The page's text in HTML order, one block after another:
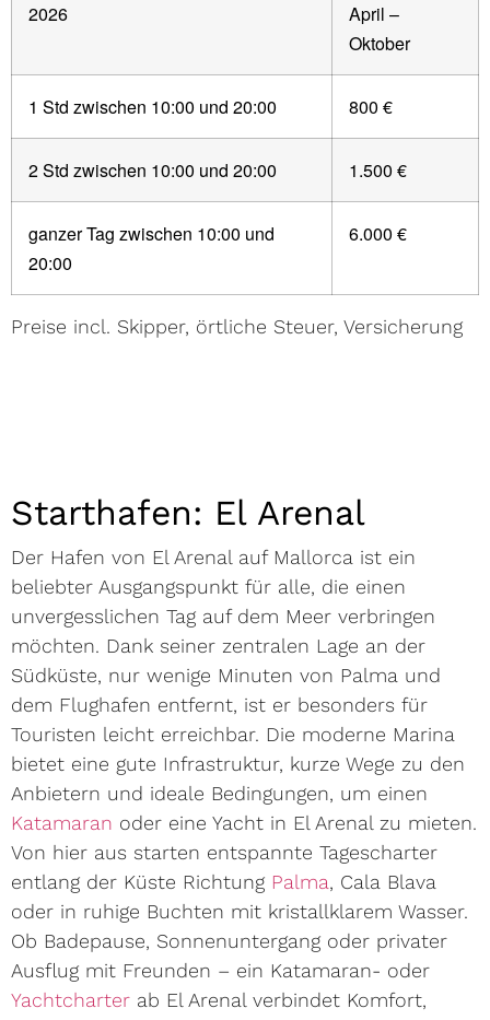
2026
April –
Oktober
1 Std zwischen 10:00 und 20:00 800 €
2 Std zwischen 10:00 und 20:00 1.500 €
ganzer Tag zwischen 10:00 und
20:00
6.000 €
Preise incl. Skipper, örtliche Steuer, Versicherung
Starthafen: El Arenal
Der Hafen von El Arenal auf Mallorca ist ein
beliebter Ausgangspunkt für alle, die einen
unvergesslichen Tag auf dem Meer verbringen
möchten. Dank seiner zentralen Lage an der
Südküste, nur wenige Minuten von Palma und
dem Flughafen entfernt, ist er besonders für
Touristen leicht erreichbar. Die moderne Marina
bietet eine gute Infrastruktur, kurze Wege zu den
Anbietern und ideale Bedingungen, um einen
Katamaran oder eine Yacht in El Arenal zu mieten.
Von hier aus starten entspannte Tagescharter
entlang der Küste Richtung Palma, Cala Blava
oder in ruhige Buchten mit kristallklarem Wasser.
Ob Badepause, Sonnenuntergang oder privater
Ausflug mit Freunden – ein Katamaran- oder
Yachtcharter ab El Arenal verbindet Komfort,